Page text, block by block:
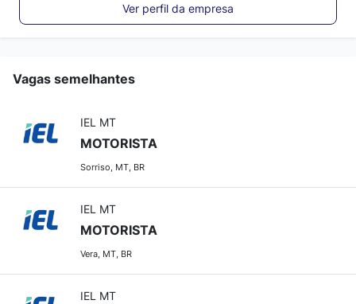
Ver perfil da empresa
Vagas semelhantes
IEL MT
MOTORISTA
Sorriso, MT, BR
IEL MT
MOTORISTA
Vera, MT, BR
IEL MT